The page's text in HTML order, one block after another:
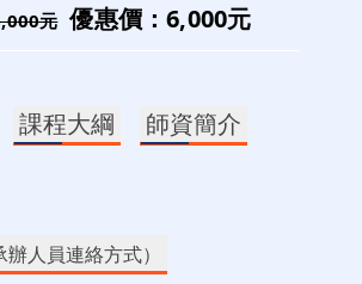
課程大綱
師資簡介
辦人員連絡方式）
元 優惠價：6,000元